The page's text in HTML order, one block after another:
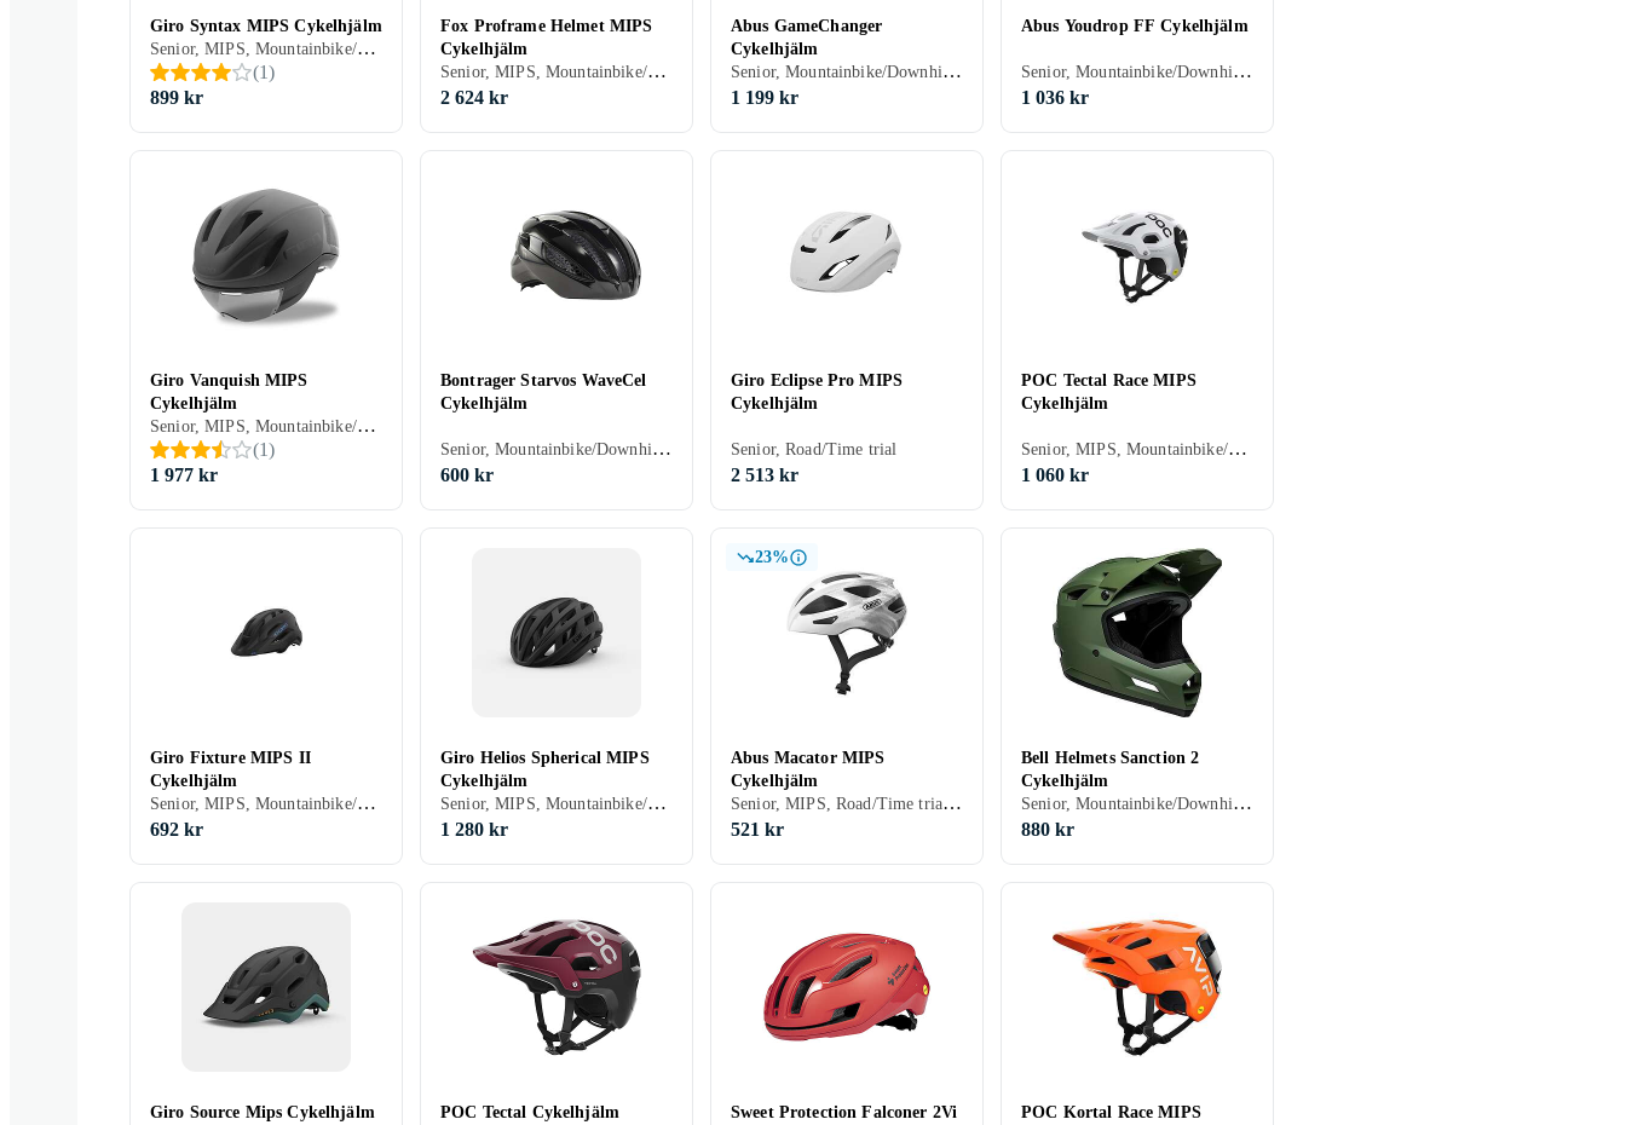
Giro Syntax MIPS Cykelhjälm
Senior, MIPS, Mountainbike/Downhill/Trail, Road/Time trial, Stad/Pendling, Öppen
(1)
899 kr
Fox Proframe Helmet MIPS
Cykelhjälm
Senior, MIPS, Mountainbike/Downhill/Trail, BMX/Dirt, Heltäckande
2 624 kr
Abus GameChanger
Cykelhjälm
Senior, Mountainbike/Downhill/Trail, Road/Time trial, Öppen
1 199 kr
Abus Youdrop FF Cykelhjälm
Senior, Mountainbike/Downhill/Trail, Heltäckande
1 036 kr
Giro Vanquish MIPS
Cykelhjälm
Senior, MIPS, Mountainbike/Downhill/Trail, Road/Time trial, Öppen
(1)
1 977 kr
Bontrager Starvos WaveCel
Cykelhjälm
Senior, Mountainbike/Downhill/Trail, Road/Time trial, Stad/Pendling
600 kr
Giro Eclipse Pro MIPS
Cykelhjälm
Senior, Road/Time trial
2 513 kr
POC Tectal Race MIPS
Cykelhjälm
Senior, MIPS, Mountainbike/Downhill/Trail, Road/Time trial, BMX/Dirt, Öppen
1 060 kr
Giro Fixture MIPS II
Cykelhjälm
Senior, MIPS, Mountainbike/Downhill/Trail, Road/Time trial, Stad/Pendling
692 kr
Giro Helios Spherical MIPS
Cykelhjälm
Senior, MIPS, Mountainbike/Downhill/Trail, Road/Time trial, Stad/Pendling, BMX/Dirt
1 280 kr
23%
Abus Macator MIPS
Cykelhjälm
Senior, MIPS, Road/Time trial, Stad/Pendling
521 kr
Bell Helmets Sanction 2
Cykelhjälm
Senior, Mountainbike/Downhill/Trail, Heltäckande
880 kr
Giro Source Mips Cykelhjälm POC Tectal Cykelhjälm
Sweet Protection Falconer 2Vi
POC Kortal Race MIPS